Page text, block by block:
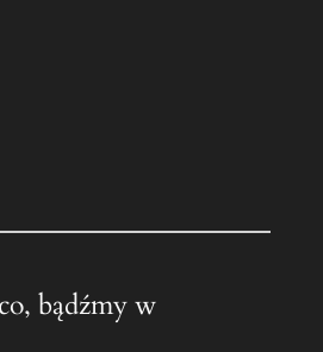
bądźmy w